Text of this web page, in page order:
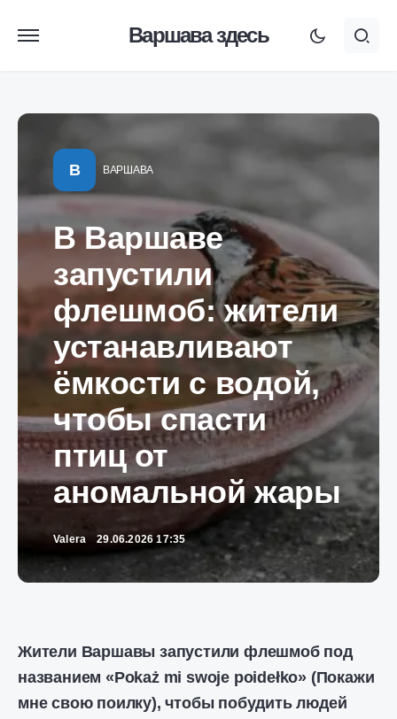
Варшава здесь
В ВАРШАВА
В Варшаве
запустили
флешмоб: жители
устанавливают
ёмкости с водой,
чтобы спасти
птиц от
аномальной жары
Valera 29.06.2026 17:35
Жители Варшавы запустили флешмоб под
названием «Pokaż mi swoje poidełko» (Покажи
мне свою поилку), чтобы побудить людей